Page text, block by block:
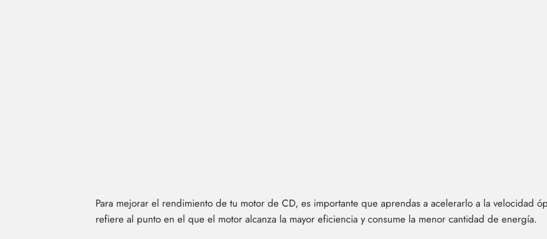
Para mejorar el rendimiento de tu motor de CD, es importante que aprendas a acelerarlo a la velocidad
refiere al punto en el que el motor alcanza la mayor eficiencia y consume la menor cantidad de energía.